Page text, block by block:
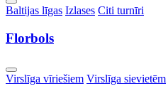
Toggle
Dropdown
Baltijas līgas Izlases Citi turnīri
Florbols
Toggle
Dropdown
Virslīga vīriešiem Virslīga sievietēm